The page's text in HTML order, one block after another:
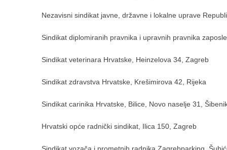
Nezavisni sindikat javne, državne i lokalne uprave
Sindikat diplomiranih pravnika i upravnih pravnika
Sindikat veterinara Hrvatske, Heinzelova 34, Zagreb
Sindikat zdravstva Hrvatske, Krešimirova 42, Rijeka
Sindikat carinika Hrvatske, Bilice, Novo naselje 31,
Hrvatski opće radnički sindikat, Ilica 150, Zagreb